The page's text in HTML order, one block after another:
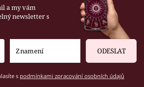
a my vám
newsletter s
ODESLAT
s podmínkami zpracování osobních údajů